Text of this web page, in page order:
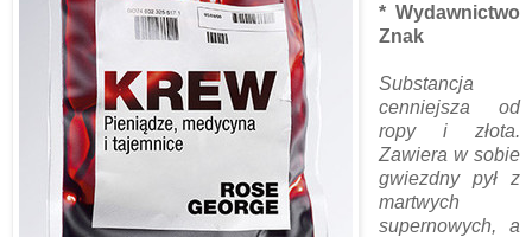
* Wydawnictwo
Znak
Substancja
cenniejsza od
ropy i złota.
Zawiera w sobie
gwiezdny pył z
martwych
supernowych, a